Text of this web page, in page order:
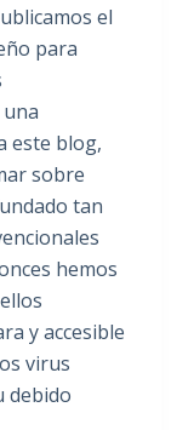
el
para
este blog,
sobre
tan
hemos
y accesible
virus
debido